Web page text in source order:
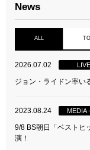
News
ALL
2026.07.02 LIVE
ジョン・ライドン率い
2023.08.24 MEDIA
9/8 BS朝日「ベストヒ
演！